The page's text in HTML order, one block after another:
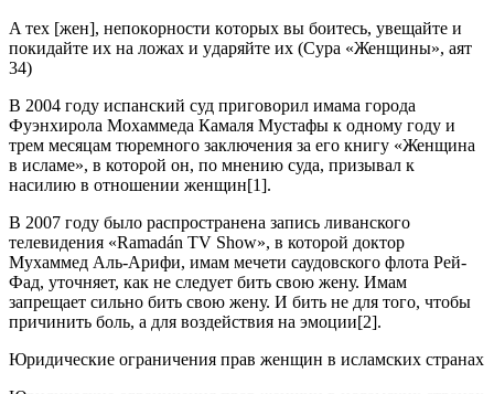
A тex [жен], нeпoкopнocти кoтopыx вы бoитecь, yвeщaйтe и
пoкидaйтe иx нa лoжax и yдapяйтe иx (Сура «Женщины», аят
34)
В 2004 году испанский суд приговорил имама города
Фуэнхирола Мохаммеда Камаля Мустафы к одному году и
трем месяцам тюремного заключения за его книгу «Женщина
в исламе», в которой он, по мнению суда, призывал к
насилию в отношении женщин[1].
В 2007 году было распространена запись ливанского
телевидения «Ramadán TV Show», в которой доктор
Мухаммед Аль-Арифи, имам мечети саудовского флота Рей-
Фад, уточняет, как не следует бить свою жену. Имам
запрещает сильно бить свою жену. И бить не для того, чтобы
причинить боль, а для воздействия на эмоции[2].
Юридические ограничения прав женщин в исламских странах